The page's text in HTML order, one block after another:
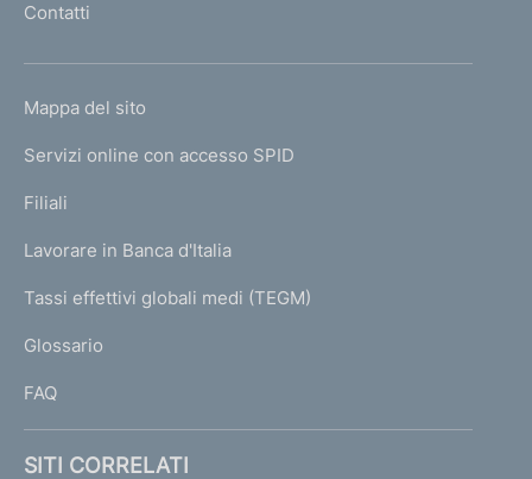
'
m
e
a
g
Contatti
L
N
K
T
I
I
Mappa del sito
Servizi online con accesso SPID
Filiali
Lavorare in Banca d'Italia
Tassi effettivi globali medi (TEGM)
Glossario
FAQ
SITI CORRELATI